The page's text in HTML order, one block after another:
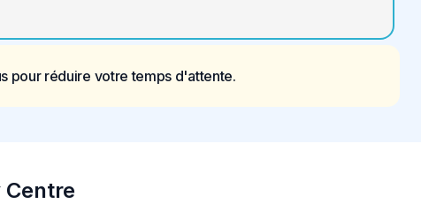
pour réduire votre temps d'attente.
Centre